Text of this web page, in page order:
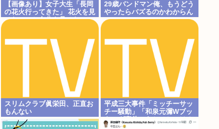
【画像あり】女子大生「長岡
の花火行ってきた」 花火を見
せたいのか自分を見せたいの
29歳バンドマン俺、もうどう
やったらバズるのかわからん
スリムクラブ眞栄田、正直お
もんない
平成三大事件「ミッチーサッ
チー騒動」「和泉元彌Wブッ
キング事件」あとひとつは？